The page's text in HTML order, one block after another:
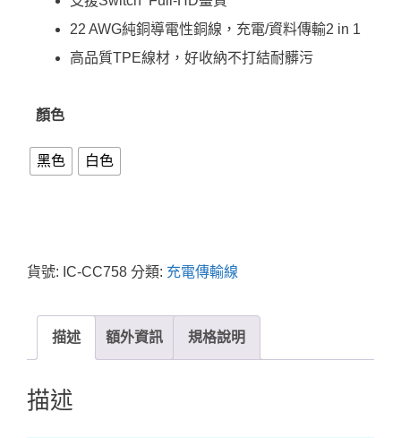
22 AWG純銅導電性銅線，充電/資料傳輸2 in 1
高品質TPE線材，好收納不打結耐髒污
顏色
黑色 白色
貨號: IC-CC758 分類: 充電傳輸線
描述 額外資訊 規格說明
描述